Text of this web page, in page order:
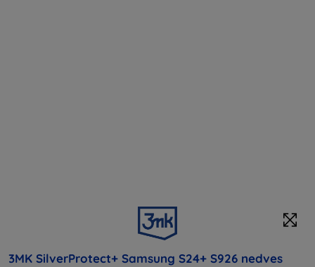
3MK SilverProtect+ Samsung S24+ S926 nedves